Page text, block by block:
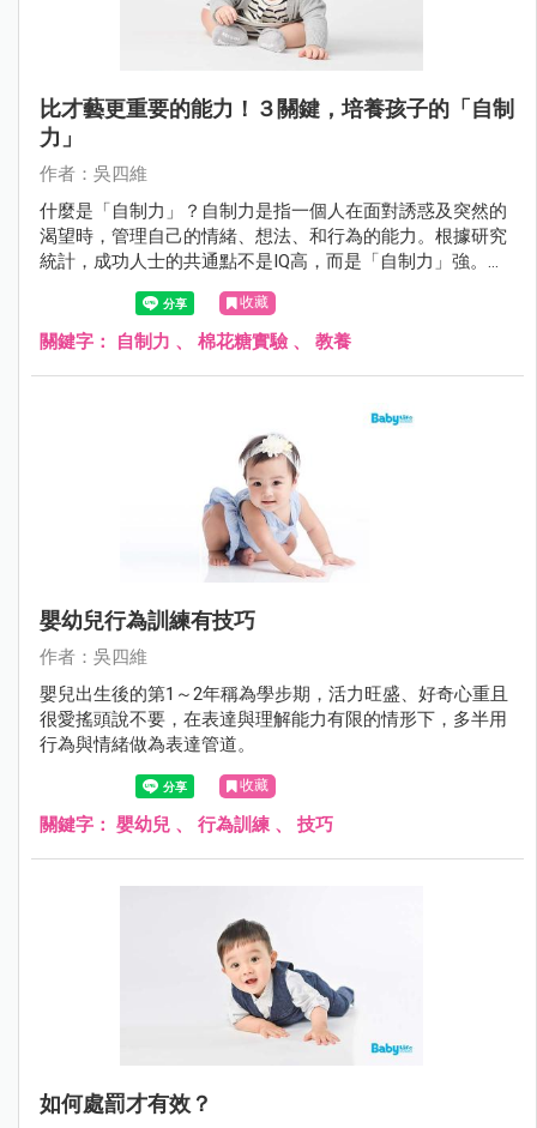
比才藝更重要的能力！３關鍵，培養孩子的「自制
力」
作者：吳四維
什麼是「自制力」？自制力是指一個人在面對誘惑及突然的
渴望時，管理自己的情緒、想法、和行為的能力。根據研究
統計，成功人士的共通點不是IQ高，而是「自制力」強。如
何從小培養？
收藏
關鍵字： 自制力 、 棉花糖實驗、 教養
嬰幼兒行為訓練有技巧
作者：吳四維
嬰兒出生後的第1～2年稱為學步期，活力旺盛、好奇心重且
很愛搖頭說不要，在表達與理解能力有限的情形下，多半用
行為與情緒做為表達管道。
收藏
關鍵字： 嬰幼兒 、 行為訓練 、 技巧
如何處罰才有效？